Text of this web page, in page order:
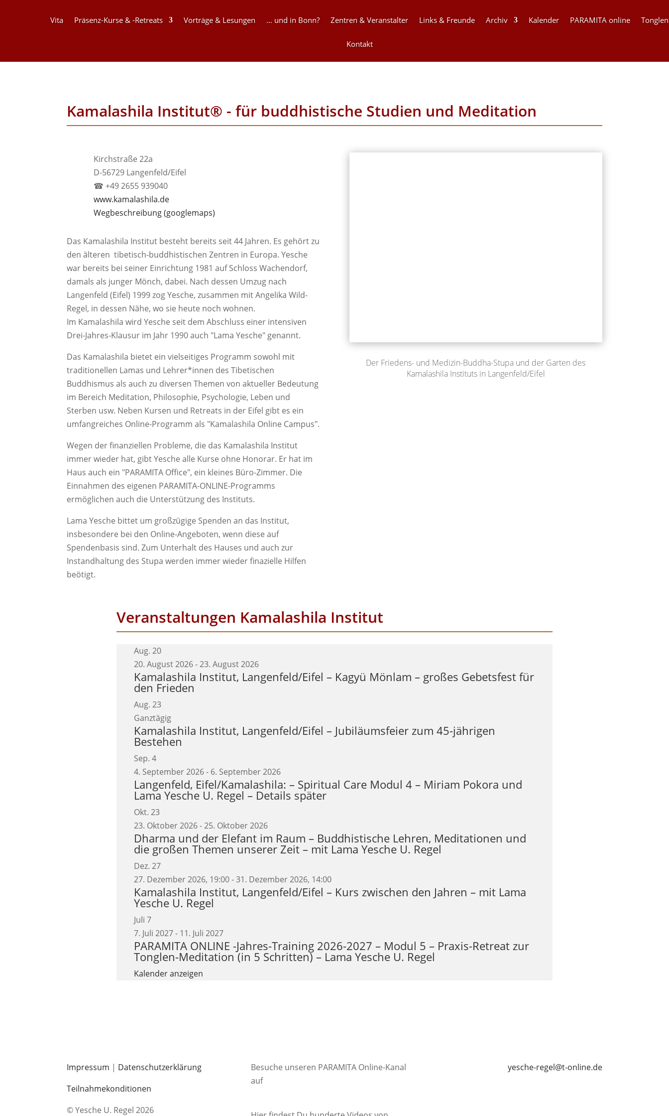
Vita Präsenz-Kurse & -Retreats Vorträge & Lesungen … und in Bonn? Zentren & Veranstalter Links & Freunde Archiv Kalender PARAMITA online Tonglen
Kontakt
Kamalashila Institut® - für buddhistische Studien und Meditation
Kirchstraße 22a
D-56729 Langenfeld/Eifel
☎ +49 2655 939040
www.kamalashila.de
Wegbeschreibung (googlemaps)
Das Kamalashila Institut besteht bereits seit 44 Jahren. Es gehört zu
den älteren tibetisch-buddhistischen Zentren in Europa. Yesche
war bereits bei seiner Einrichtung 1981 auf Schloss Wachendorf,
damals als junger Mönch, dabei. Nach dessen Umzug nach
Langenfeld (Eifel) 1999 zog Yesche, zusammen mit Angelika Wild-
Regel, in dessen Nähe, wo sie heute noch wohnen.
Im Kamalashila wird Yesche seit dem Abschluss einer intensiven
Drei-Jahres-Klausur im Jahr 1990 auch "Lama Yesche" genannt.
Das Kamalashila bietet ein vielseitiges Programm sowohl mit
traditionellen Lamas und Lehrer*innen des Tibetischen
Buddhismus als auch zu diversen Themen von aktueller Bedeutung
im Bereich Meditation, Philosophie, Psychologie, Leben und
Sterben usw. Neben Kursen und Retreats in der Eifel gibt es ein
umfangreiches Online-Programm als "Kamalashila Online Campus".
Wegen der finanziellen Probleme, die das Kamalashila Institut
immer wieder hat, gibt Yesche alle Kurse ohne Honorar. Er hat im
Haus auch ein "PARAMITA Office", ein kleines Büro-Zimmer. Die
Einnahmen des eigenen PARAMITA-ONLINE-Programms
ermöglichen auch die Unterstützung des Instituts.
Lama Yesche bittet um großzügige Spenden an das Institut,
insbesondere bei den Online-Angeboten, wenn diese auf
Spendenbasis sind. Zum Unterhalt des Hauses und auch zur
Instandhaltung des Stupa werden immer wieder finazielle Hilfen
beötigt.
Der Friedens- und Medizin-Buddha-Stupa und der Garten des
Kamalashila Instituts in Langenfeld/Eifel
Veranstaltungen Kamalashila Institut
Aug.20
20. August 2026-23. August 2026
Kamalashila Institut, Langenfeld/Eifel – Kagyü Mönlam – großes Gebetsfest für
den Frieden
Aug.23
Ganztägig
Kamalashila Institut, Langenfeld/Eifel – Jubiläumsfeier zum 45-jährigen
Bestehen
Sep.4
4. September 2026- 6. September 2026
Langenfeld, Eifel/Kamalashila: – Spiritual Care Modul 4 – Miriam Pokora und
Lama Yesche U. Regel – Details später
Okt.23
23. Oktober 2026-25. Oktober 2026
Dharma und der Elefant im Raum – Buddhistische Lehren, Meditationen und
die großen Themen unserer Zeit – mit Lama Yesche U. Regel
Dez.27
27. Dezember 2026, 19:00-31. Dezember 2026, 14:00
Kamalashila Institut, Langenfeld/Eifel – Kurs zwischen den Jahren – mit Lama
Yesche U. Regel
Juli7
7. Juli 2027- 11. Juli 2027
PARAMITA ONLINE -Jahres-Training 2026-2027 – Modul 5 – Praxis-Retreat zur
Tonglen-Meditation (in 5 Schritten) – Lama Yesche U. Regel
Kalender anzeigen
Impressum | Datenschutzerklärung
Teilnahmekonditionen
© Yesche U. Regel 2026
Besuche unseren PARAMITA Online-Kanal
auf
yesche-regel@t-online.de